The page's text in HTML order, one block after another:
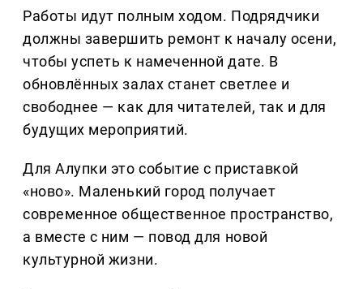
Работы идут полным ходом. Подрядчики
должны завершить ремонт к началу осени,
чтобы успеть к намеченной дате. В
обновлённых залах станет светлее и
свободнее — как для читателей, так и для
будущих мероприятий.
Для Алупки это событие с приставкой
«ново». Маленький город получает
современное общественное пространство,
а вместе с ним — повод для новой
культурной жизни.